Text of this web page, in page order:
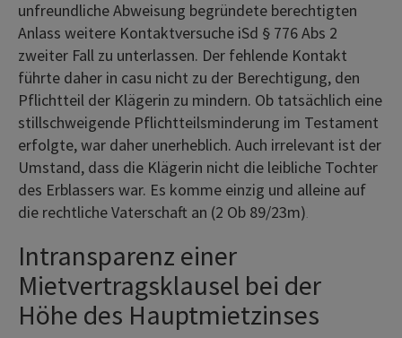
unfreundliche Abweisung begründete berechtigten
Anlass weitere Kontaktversuche iSd § 776 Abs 2
zweiter Fall zu unterlassen. Der fehlende Kontakt
führte daher in casu nicht zu der Berechtigung, den
Pflichtteil der Klägerin zu mindern. Ob tatsächlich eine
stillschweigende Pflichtteilsminderung im Testament
erfolgte, war daher unerheblich. Auch irrelevant ist der
Umstand, dass die Klägerin nicht die leibliche Tochter
des Erblassers war. Es komme einzig und alleine auf
die rechtliche Vaterschaft an (2 Ob 89/23m).
Intransparenz einer
Mietvertragsklausel bei der
Höhe des Hauptmietzinses